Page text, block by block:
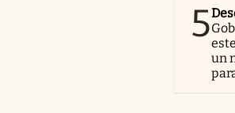
5
un